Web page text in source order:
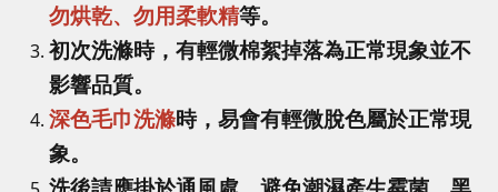
勿烘乾、勿用柔軟精等。
初次洗滌時，有輕微棉絮掉落為正常現象並不
影響品質。
深色毛巾洗滌時，易會有輕微脫色屬於正常現
象。